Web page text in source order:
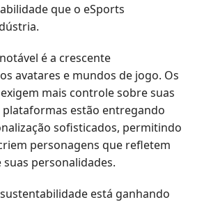
que o eSports
é a crescente
avatares e mundos de jogo. Os
mais controle sobre suas
plataformas estão entregando
sofisticados, permitindo
personagens que refletem
personalidades.
está ganhando